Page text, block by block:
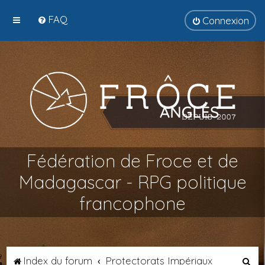
FAQ Connexion
Fédération de Froce et de
Madagascar - RPG politique
francophone
Index du forum Protectorats Impériaux